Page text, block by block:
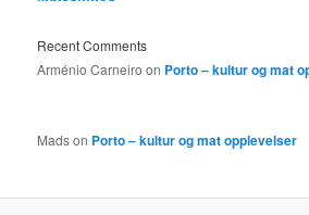
Recent Comments
Arménio Carneiro on Porto – kultur og mat
Madson Porto – kultur og mat opplevelser